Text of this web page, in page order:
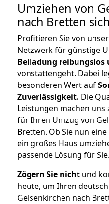
Umziehen von
nach Bretten
Profitieren Sie von
Netzwerk für günstige
Beiladung reibungslos
vonstattengeht. Dabei
besonderen Wert auf
Zuverlässigkeit. Die
Leistungen machen
für Ihren Umzug von
Bretten. Ob Sie nun
ein großes Haus
passende Lösung für Sie.
Zögern Sie nicht und
heute, um Ihren
Gelsenkirchen nach